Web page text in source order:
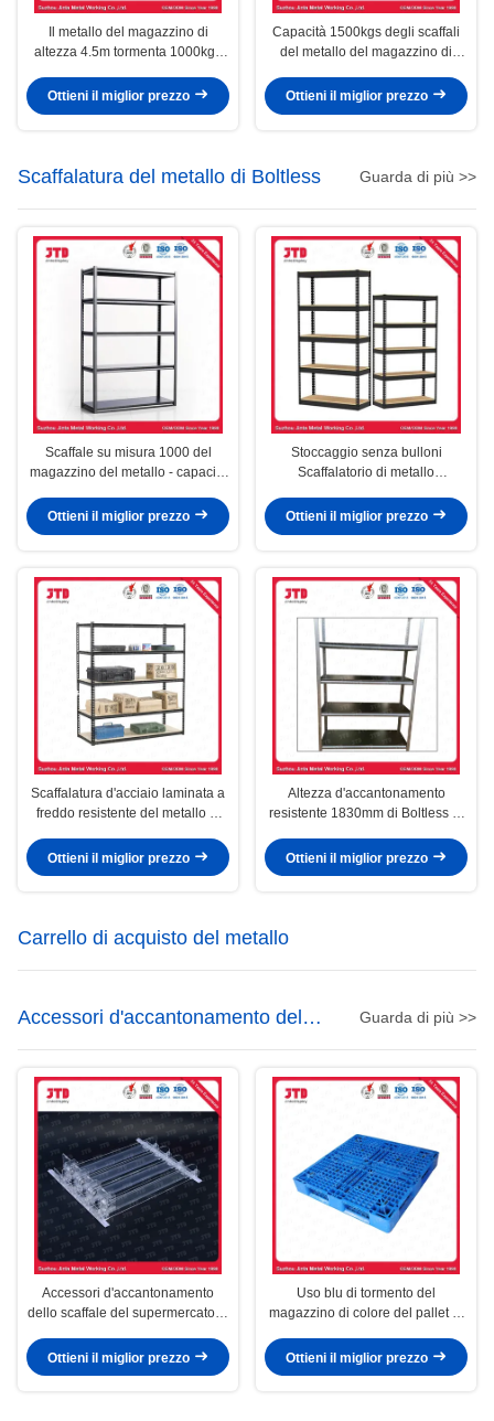
Il metallo del magazzino di
altezza 4.5m tormenta 1000kgs
Ottieni il miglior prezzo
Capacità 1500kgs degli scaffali
del metallo del magazzino di
Ottieni il miglior prezzo
Scaffalatura del metallo di Boltless Guarda di più >>
Scaffale su misura 1000 del
magazzino del metallo - capacità
Ottieni il miglior prezzo
Stoccaggio senza bulloni
Scaffalatorio di metallo
galvanizzato
Ottieni il miglior prezzo
Scaffalatura d'acciaio laminata a
freddo resistente del metallo di
magazzino
Ottieni il miglior prezzo
Altezza d'accantonamento
resistente 1830mm di Boltless di
Ottieni il miglior prezzo
Carrello di acquisto del metallo
Accessori d'accantonamento del
supermercato
Guarda di più >>
Accessori d'accantonamento
dello scaffale del supermercato di
spingitoio
Ottieni il miglior prezzo
Uso blu di tormento del
magazzino di colore del pallet di
Ottieni il miglior prezzo